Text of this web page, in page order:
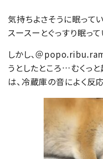
気持ちよさそうに眠って
スースーとぐっすり眠って
しかし、＠
うとしたところ…むくっ
は、冷蔵庫の音によく反